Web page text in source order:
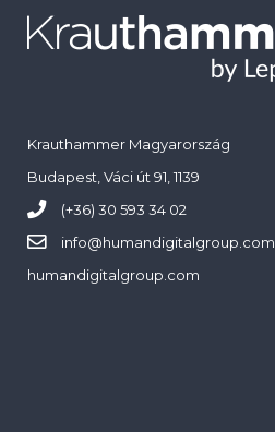
Krauthammer Magyarország
Budapest, Váci út 91, 1139
(+36) 30 593 34 02
info@humandigitalgroup.com
humandigitalgroup.com